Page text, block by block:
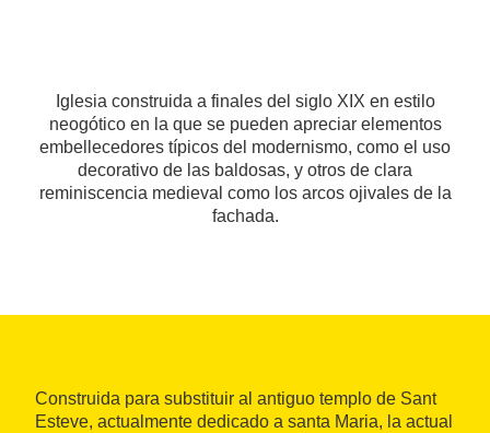
Iglesia construida a finales del siglo XIX en estilo
neogótico en la que se pueden apreciar elementos
embellecedores típicos del modernismo, como el uso
decorativo de las baldosas, y otros de clara
reminiscencia medieval como los arcos ojivales de la
fachada.
Construida para substituir al antiguo templo de Sant
Esteve, actualmente dedicado a santa Maria, la actual